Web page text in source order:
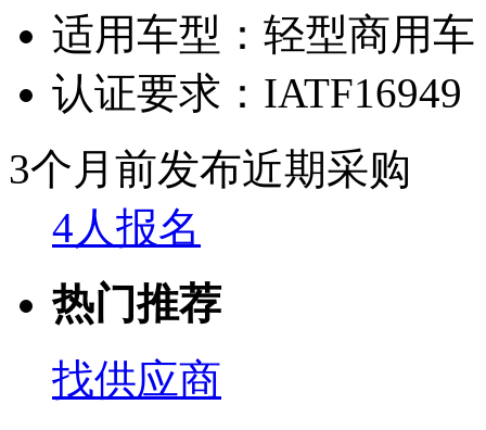
适用车型： 轻型商用车
认证要求： IATF16949
3个月前发布近期采购
4人报名
热门推荐
找供应商